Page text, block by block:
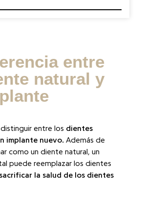
entre
natural y
entre los dientes
implante nuevo. Además de
como un diente natural, un
puede reemplazar los dientes
sacrificar la salud de los dientes